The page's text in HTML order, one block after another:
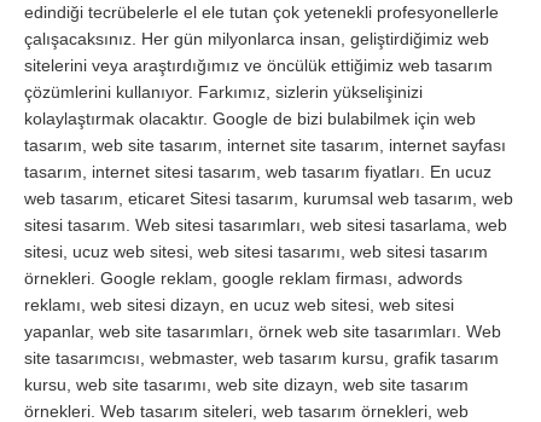
edindiği tecrübelerle el ele tutan çok yetenekli profesyonellerle
çalışacaksınız. Her gün milyonlarca insan, geliştirdiğimiz web
sitelerini veya araştırdığımız ve öncülük ettiğimiz web tasarım
çözümlerini kullanıyor. Farkımız, sizlerin yükselişinizi
kolaylaştırmak olacaktır. Google de bizi bulabilmek için web
tasarım, web site tasarım, internet site tasarım, internet sayfası
tasarım, internet sitesi tasarım, web tasarım fiyatları. En ucuz
web tasarım, eticaret Sitesi tasarım, kurumsal web tasarım, web
sitesi tasarım. Web sitesi tasarımları, web sitesi tasarlama, web
sitesi, ucuz web sitesi, web sitesi tasarımı, web sitesi tasarım
örnekleri. Google reklam, google reklam firması, adwords
reklamı, web sitesi dizayn, en ucuz web sitesi, web sitesi
yapanlar, web site tasarımları, örnek web site tasarımları. Web
site tasarımcısı, webmaster, web tasarım kursu, grafik tasarım
kursu, web site tasarımı, web site dizayn, web site tasarım
örnekleri. Web tasarım siteleri, web tasarım örnekleri, web